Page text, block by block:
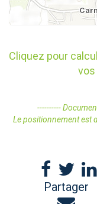
Cliquez pour
vos
----------
Le positionnement est
Partager